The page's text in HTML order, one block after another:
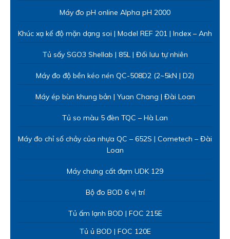
Máy chưng cất đạm UDK 129
Bộ đo BOD 6 vị trí
Tủ ấm lạnh BOD | FOC 215E
Tủ ủ BOD | FOC 120E
Nhân viên hỗ trợ